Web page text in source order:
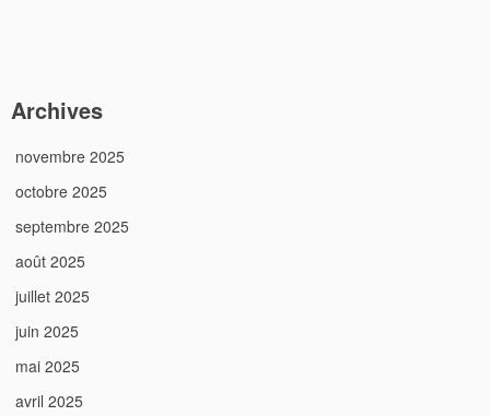
Archives
novembre 2025
octobre 2025
septembre 2025
août 2025
juillet 2025
juin 2025
mai 2025
avril 2025